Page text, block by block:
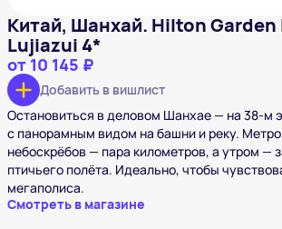
Китай, Шанхай. Hilton Garden
Lujiazui 4*
от 10 145 ₽
Добавить в вишлист
Остановиться в деловом Шанхае — на 38-м
с панорамным видом на башни и реку.
небоскрёбов — пара километров, а утром —
птичьего полёта. Идеально, чтобы
мегаполиса.
Смотреть в магазине